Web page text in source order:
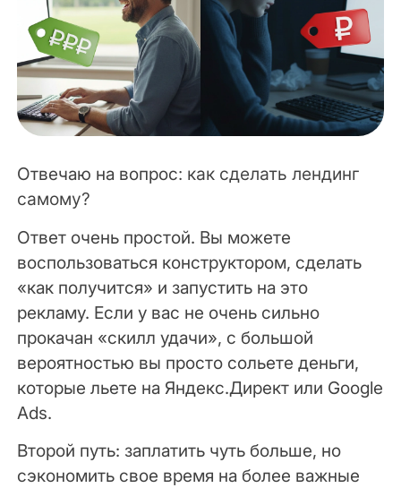
Отвечаю на вопрос: как сделать лендинг
самому?
Ответ очень простой. Вы можете
воспользоваться конструктором, сделать
«как получится» и запустить на это
рекламу. Если у вас не очень сильно
прокачан «скилл удачи», с большой
вероятностью вы просто сольете деньги,
которые льете на Яндекс.Директ или Google
Ads.
Второй путь: заплатить чуть больше, но
сэкономить свое время на более важные